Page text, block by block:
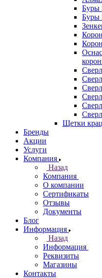
Буры
Буры
Щетки
Бренды
Акции
Услуги
Компания
Назад
Компания
О компании
Сертификаты
Отзывы
Документы
Блог
Информация
Назад
Информация
Реквизиты
Магазины
Контакты